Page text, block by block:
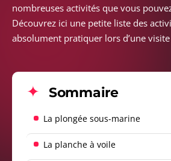
nombreuses activités que vous
Découvrez ici une petite liste des
absolument pratiquer lors d’une
Sommaire
La plongée sous-marine
La planche à voile